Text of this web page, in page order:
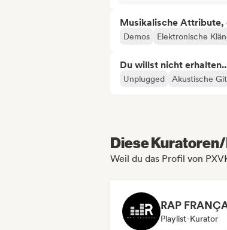
Musikalische Attribute,
Demos Elektronische
Du willst nicht
Unplugged Akustische
Diese
Weil du das Profil von
Playlist-Kurator